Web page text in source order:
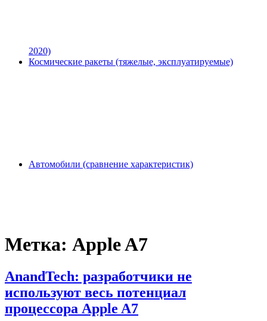
2020)
Космические ракеты (тяжелые, эксплуатируемые)
Автомобили (сравнение характеристик)
Метка: Apple A7
AnandTech: разработчики не
используют весь потенциал
процессора Apple A7